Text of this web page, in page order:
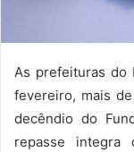
As prefeituras do
fevereiro, mais
decêndio do
repasse